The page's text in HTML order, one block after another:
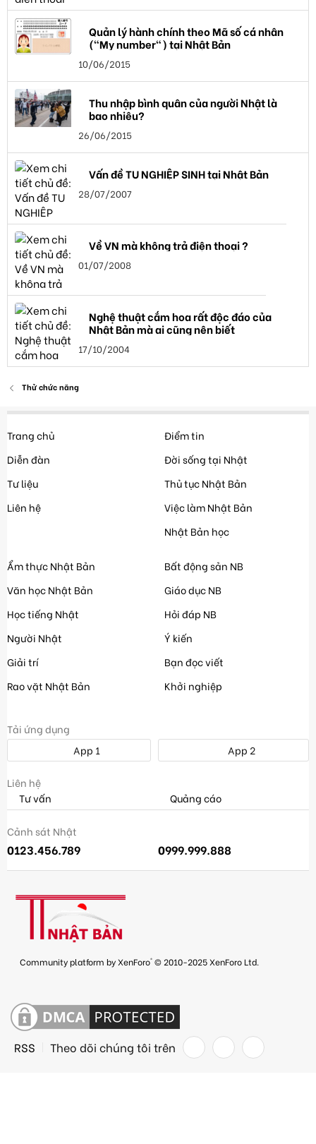
Quản lý hành chính theo Mã số cá nhân
("My number") tại Nhật Bản
10/06/2015
Thu nhập bình quân của người Nhật là
bao nhiêu?
26/06/2015
Vấn đề TU NGHIỆP SINH tại Nhật Bản
28/07/2007
Về VN mà không trả điện thoại ?
01/07/2008
Nghệ thuật cắm hoa rất độc đáo của
Nhật Bản mà ai cũng nên biết
17/10/2004
Thử chức năng
Trang chủ
Diễn đàn
Tư liệu
Liên hệ
Điểm tin
Đời sống tại Nhật
Thủ tục Nhật Bản
Việc làm Nhật Bản
Nhật Bản học
Ẩm thực Nhật Bản
Văn học Nhật Bản
Học tiếng Nhật
Người Nhật
Giải trí
Rao vặt Nhật Bản
Bất động sản NB
Giáo dục NB
Hỏi đáp NB
Ý kiến
Bạn đọc viết
Khởi nghiệp
Tải ứng dụng
App 1
App 2
Liên hệ
Tư vấn
Quảng cáo
Cảnh sát Nhật
0123.456.789 0999.999.888
Community platform by XenForo® © 2010-2025 XenForo Ltd.
RSS Theo dõi chúng tôi trên